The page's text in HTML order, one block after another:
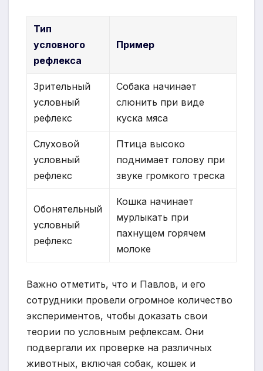
Тип
условного
рефлекса
Пример
Зрительный
условный
рефлекс
Собака начинает
слюнить при виде
куска мяса
Слуховой
условный
рефлекс
Птица высоко
поднимает голову при
звуке громкого треска
Обонятельный
условный
рефлекс
Кошка начинает
мурлыкать при
пахнущем горячем
молоке
Важно отметить, что и Павлов, и его
сотрудники провели огромное количество
экспериментов, чтобы доказать свои
теории по условным рефлексам. Они
подвергали их проверке на различных
животных, включая собак, кошек и